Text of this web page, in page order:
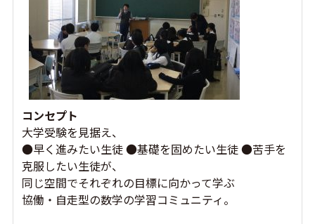
コンセプト
大学受験を見据え、
●早く進みたい生徒 ●基礎を固めたい生徒 ●苦手を
克服したい生徒が、
同じ空間でそれぞれの目標に向かって学ぶ
協働・自走型の数学の学習コミュニティ。